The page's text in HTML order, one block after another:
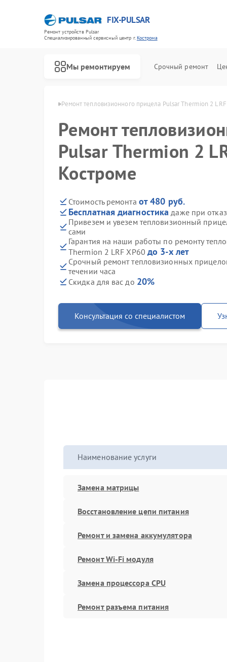
FIX-PULSAR
Ремонт устройств Pulsar
Специализированный cервисный центр г.Кострома
Мы ремонтируем Срочный ремонт
Ремонт тепловизионного прицела Pulsar Thermion 2
Ремонт
Pulsar Thermion 2
Костроме
Стоимость ремонта от 480 руб.
Бесплатная диагностика даже при
Привезем и увезем тепловизионный
сами
Гарантия на наши работы по ремонту
Thermion 2 LRF XP60 до 3-х лет
Срочный ремонт тепловизионных
течении часа
Скидка для вас до 20%
Консультация со специалистом
Наименование услуги
Замена матрицы
Восстановление цепи питания
Ремонт и замена аккумулятора
Ремонт Wi-Fi модуля
Замена процессора CPU
Ремонт разъема питания